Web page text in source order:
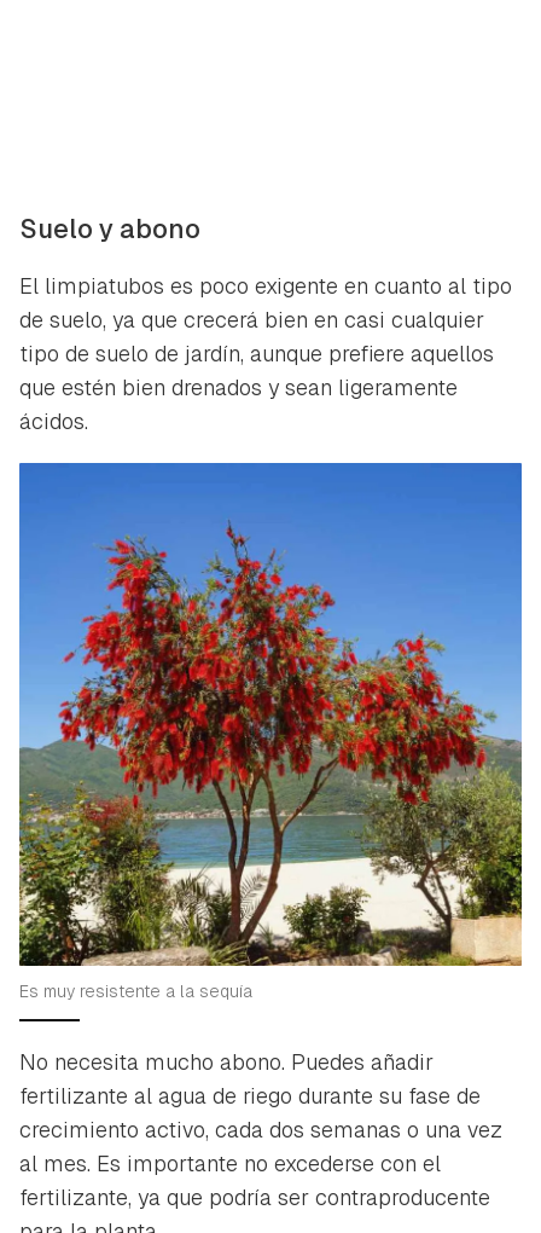
Suelo y abono
El limpiatubos es poco exigente en cuanto al tipo
de suelo, ya que crecerá bien en casi cualquier
tipo de suelo de jardín, aunque prefiere aquellos
que estén bien drenados y sean ligeramente
ácidos.
Es muy resistente a la sequía
No necesita mucho abono. Puedes añadir
fertilizante al agua de riego durante su fase de
crecimiento activo, cada dos semanas o una vez
al mes. Es importante no excederse con el
fertilizante, ya que podría ser contraproducente